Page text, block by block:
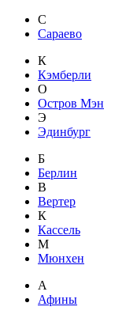
С
Сараево
К
Кэмберли
О
Остров Мэн
Э
Эдинбург
Б
Берлин
В
Вертер
К
Кассель
М
Мюнхен
А
Афины